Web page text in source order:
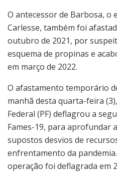
O antecessor de Barbosa,
Carlesse, também foi
outubro de 2021, por
esquema de propinas e
em março de 2022.
O afastamento temporário
manhã desta quarta-feira
Federal (PF) deflagrou a
Fames-19, para aprofundar
supostos desvios de
enfrentamento da
operação foi deflagrada em